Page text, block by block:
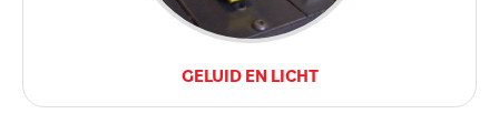
GELUID EN LICHT